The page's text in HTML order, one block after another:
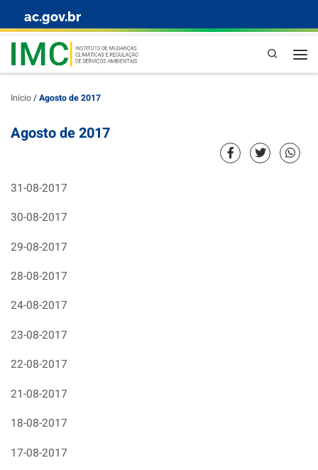
Skip to content
ac.gov.br
Pesquisa
Início/Agosto de 2017
Agosto de 2017
31-08-2017
30-08-2017
29-08-2017
28-08-2017
24-08-2017
23-08-2017
22-08-2017
21-08-2017
18-08-2017
17-08-2017